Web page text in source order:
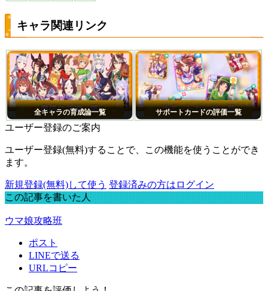
キャラ関連リンク
全キャラの育成論一覧 サポートカードの評価一覧
ユーザー登録のご案内
ユーザー登録(無料)することで、この機能を使うことができ
ます。
新規登録(無料)して使う 登録済みの方はログイン
この記事を書いた人
ウマ娘攻略班
ポスト
LINEで送る
URLコピー